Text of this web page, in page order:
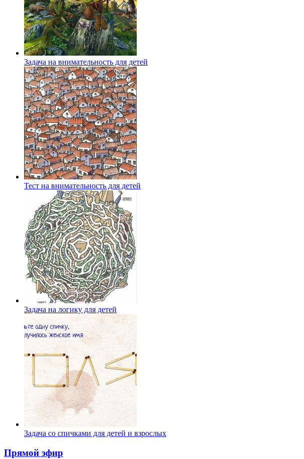
Задача на внимательность для детей
Тест на внимательность для детей
Задача на логику для детей
Задача со спичками для детей и взрослых
Прямой эфир